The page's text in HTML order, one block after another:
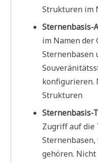
Strukturen im
Sternenbasis-
im Namen der
Sternenbasen
konfigurieren.
Strukturen
Sternenbasis-
Zugriff auf die
gehören.